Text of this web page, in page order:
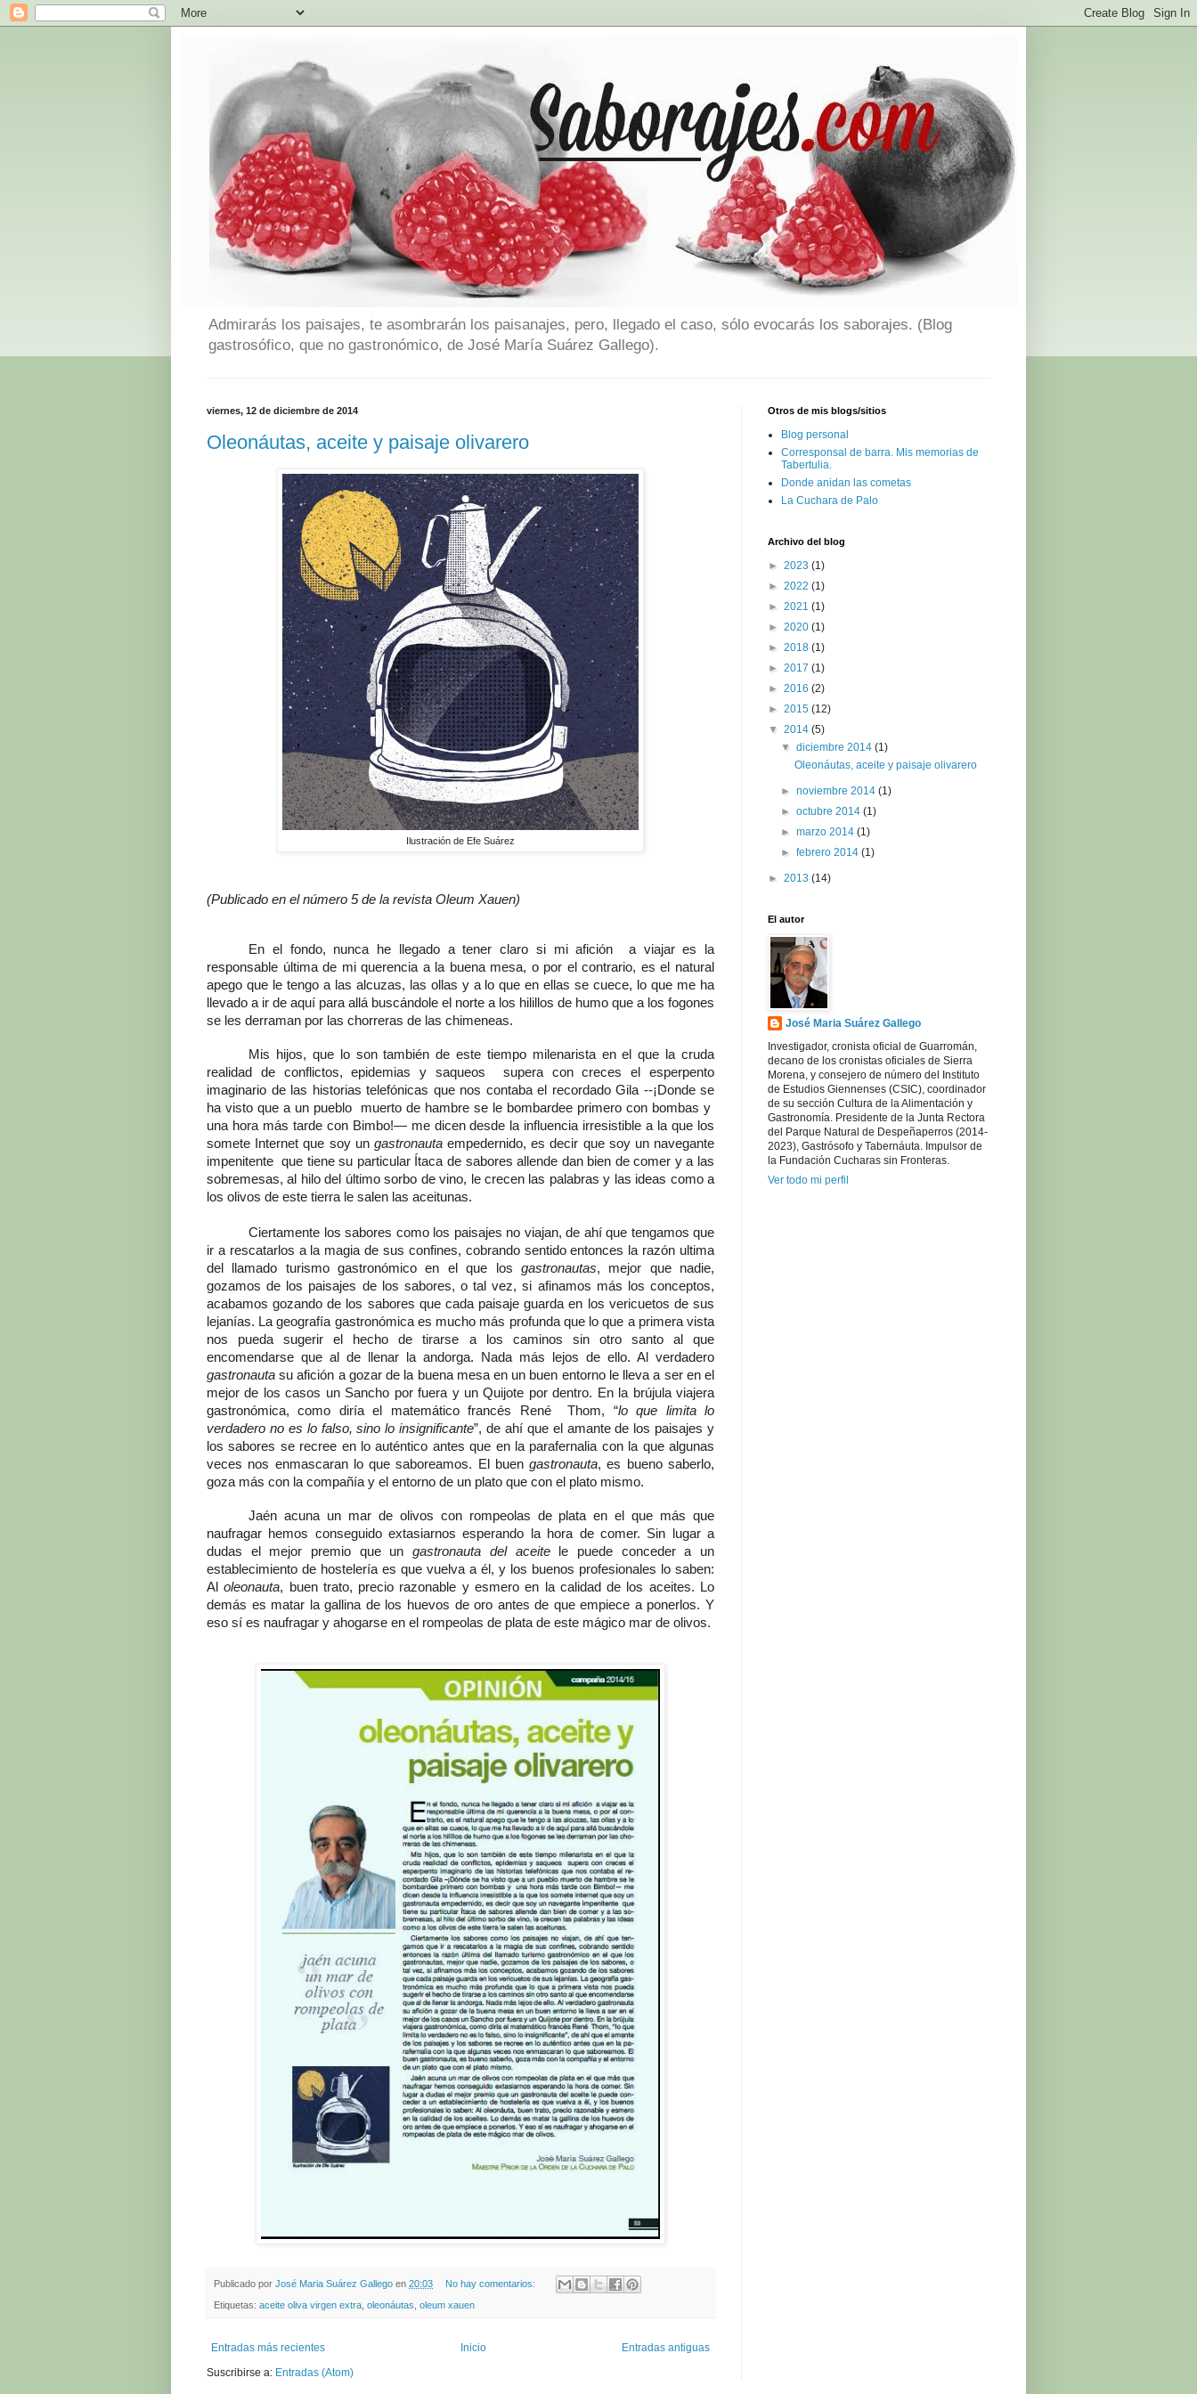
Admirarás los paisajes, te asombrarán los paisanajes, pero, llegado el caso, sólo evocarás los saborajes. (Blog
gastrosófico, que no gastronómico, de José María Suárez Gallego).
viernes, 12 de diciembre de 2014
Oleonáutas, aceite y paisaje olivarero
Ilustración de Efe Suárez
(Publicado en el número 5 de la revista Oleum Xauen)
En el fondo, nunca he llegado a tener claro si mi afición a viajar es la
responsable última de mi querencia a la buena mesa, o por el contrario, es el natural
apego que le tengo a las alcuzas, las ollas y a lo que en ellas se cuece, lo que me ha
llevado a ir de aquí para allá buscándole el norte a los hilillos de humo que a los fogones
se les derraman por las chorreras de las chimeneas.
Mis hijos, que lo son también de este tiempo milenarista en el que la cruda
realidad de conflictos, epidemias y saqueos supera con creces el esperpento
imaginario de las historias telefónicas que nos contaba el recordado Gila --¡Donde se
ha visto que a un pueblo muerto de hambre se le bombardee primero con bombas y
una hora más tarde con Bimbo!— me dicen desde la influencia irresistible a la que los
somete Internet que soy un gastronautaempedernido, es decir que soy un navegante
impenitente que tiene su particular Ítaca de sabores allende dan bien de comer y a las
sobremesas, al hilo del último sorbo de vino, le crecen las palabras y las ideas como a
los olivos de este tierra le salen las aceitunas.
Ciertamente los sabores como los paisajes no viajan, de ahí que tengamos que
ir a rescatarlos a la magia de sus confines, cobrando sentido entonces la razón ultima
del llamado turismo gastronómico en el que los gastronautas, mejor que nadie,
gozamos de los paisajes de los sabores, o tal vez, si afinamos más los conceptos,
acabamos gozando de los sabores que cada paisaje guarda en los vericuetos de sus
lejanías. La geografía gastronómica es mucho más profunda que lo que a primera vista
nos pueda sugerir el hecho de tirarse a los caminos sin otro santo al que
encomendarse que al de llenar la andorga. Nada más lejos de ello. Al verdadero
gastronauta su afición a gozar de la buena mesa en un buen entorno le lleva a ser en el
mejor de los casos un Sancho por fuera y un Quijote por dentro. En la brújula viajera
gastronómica, como diría el matemático francés René Thom, “lo que limita lo
verdadero no es lo falso, sino lo insignificante”, de ahí que el amante de los paisajes y
los sabores se recree en lo auténtico antes que en la parafernalia con la que algunas
veces nos enmascaran lo que saboreamos. El buengastronauta, es bueno saberlo,
goza más con la compañía y el entorno de un plato que con el plato mismo.
Jaén acuna un mar de olivos con rompeolas de plata en el que más que
naufragar hemos conseguido extasiarnos esperando la hora de comer. Sin lugar a
dudas el mejor premio que ungastronauta del aceitele puede conceder a un
establecimiento de hostelería es que vuelva a él, y los buenos profesionales lo saben:
Aloleonauta, buen trato, precio razonable y esmero en la calidad de los aceites. Lo
demás es matar la gallina de los huevos de oro antes de que empiece a ponerlos. Y
eso sí es naufragar y ahogarse en el rompeolas de plata de este mágico mar de olivos.
Publicado por José Maria Suárez Gallego en 20:03 No hay comentarios:
Etiquetas: aceite oliva virgen extra oleonáutas oleum xauen
Entradas más recientes Entradas antiguas
Inicio
Suscribirse a: Entradas (Atom)
Otros de mis blogs/sitios
Blog personal
Corresponsal de barra. Mis memorias de
Tabertulia.
Donde anidan las cometas
La Cuchara de Palo
Archivo del blog
► 2023 (1)
► 2022 (1)
► 2021 (1)
► 2020 (1)
► 2018 (1)
► 2017 (1)
► 2016 (2)
► 2015 (12)
▼ 2014 (5)
▼diciembre 2014(1)
Oleonáutas, aceite y paisaje olivarero
►noviembre 2014(1)
►octubre 2014(1)
►marzo 2014(1)
►febrero 2014(1)
► 2013 (14)
El autor
José Maria Suárez Gallego
Investigador, cronista oficial de Guarromán,
decano de los cronistas oficiales de Sierra
Morena, y consejero de número del Instituto
de Estudios Giennenses (CSIC), coordinador
de su sección Cultura de la Alimentación y
Gastronomía. Presidente de la Junta Rectora
del Parque Natural de Despeñaperros (2014-
2023), Gastrósofo y Tabernáuta. Impulsor de
la Fundación Cucharas sin Fronteras.
Ver todo mi perfil